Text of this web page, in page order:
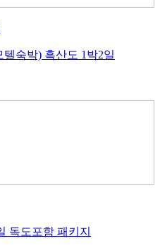
텔숙박) 흑산도 1박2일
독도포함 패키지